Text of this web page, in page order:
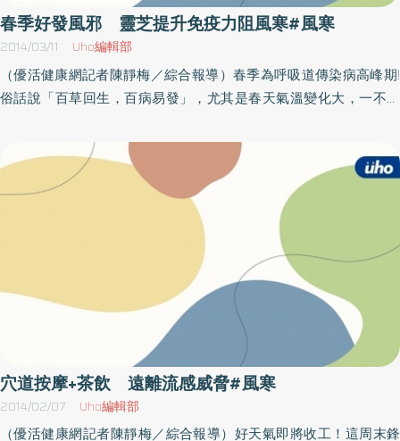
些風寒，自然會影響孩子，讓大人覺得這孩子身體好像很弱，老是
在感冒。風寒無法擋 但環境可以調整天氣有四季變化，本來就有
天氣比較寒冷的時候，現在除了冬天外，還有夏天吹不停的冷氣，
所以很多孩子一年四季都在受風寒。但孩子是可以不受這些「風水
性感冒」的，家長只要在環境上略作調整，就可以緩減這類症狀。
寒氣，冬天時當然睡覺不開窗；夏天呢？就少吹冷氣囉！我誠摯的
建議爸媽要讓孩子睡在「床上」，所謂的床是架高的床，不是地板
上的「墊子」。這些作法都能讓寒氣留在地板，減少孩子被寒氣侵
犯的機會。很多上幼兒園的孩子會在學校午睡，也請家長盡量和學
校溝通，不要讓孩子直接躺在地板上，最好要有網床或墊子，墊上
再加墊被。不過中醫也常說「若要小兒安，常帶三分飢與寒」，意
思就是不要吃太撐、包太緊。很多孩子的肌膚腠理疏鬆、容易受
寒，都是因為平常包得太厚太緊，自然稍一受風就感冒。孩子穿得
暖就行了，不需要過度「包裝」啊！（本文摘自／賴韋圳／中醫爸
爸40個育兒神招，孩子少生病、超好帶：不打針、少吃藥，輕鬆搞
定高燒不退、久咳不好等小兒惱人病／三采出版）
狀。燥熱體質 易破嘴、頭皮屑較多一般而言，燥熱體質者，臉上
較易冒出痘痘，加上火氣較旺，也容易破嘴，頭皮屑較多，心情煩
燥，也容易便祕。虛寒體質者則血液循環較差，容易手腳冰冷，大
便較軟，臉色容易蒼白。張煒東醫師指出，腸胃功能差的人要適量
進補，因為有些中藥較滋膩難消化，而且藥膳中含有大量的肉類和
外，感冒、高血壓、痛風、高血脂、肝硬化等慢性病者都不適宜進
補，否則會出現咽喉痛或口乾舌燥等讓感冒症狀加重的狀況。老人
家或慢性疾病的人 要記得避寒冬天的生活作息要避寒，對於老人
家或慢性疾病與抵抗力差的人，在戶外氣溫低時，盡量待在室內，
室內可以使用電暖器等電器讓室內溫度維持穩定，氣候不穩定時傳
染疾病多，所以少去公共場合，這就是避開外在的影響因素。
春季好發風邪 靈芝提升免疫力阻風寒#風寒
2014/03/11 Uho編輯部
（優活健康網記者陳靜梅／綜合報導）春季為呼吸道傳染病高峰期!
俗話說「百草回生，百病易發」，尤其是春天氣溫變化大，一不留
群，應儘速施打公費疫苗，以免感冒進而引發更多致命併發症。醫
師表示，流感易造成全身肌肉痠痛，且發高燒至39度以上，並持續2
～3天，症狀比一般感冒嚴重；此外，一般感冒則是咳嗽、流鼻水，
發燒多在39度以下、持續1～2天左右，提醒民眾有類似症狀都要立
即就醫。除了施打疫苗預防感染外，醫師建議，還可藉由提升免疫
力來保護自身健康。樟芝、靈芝中的多醣體 能提升免疫力提升免
疫力方法，不外乎營養充足、多運動、良好睡眠、多休息等，醫師
說還可透過中藥等漢方藥材，來補足身體所需，如樟芝、靈芝中富
含的多醣體來提升免疫力，讓風寒不再來；多醣體具有活化細胞、
保肝、消炎及抗過敏等作用，並增加人體的自然免疫力，讓身體強
壯、不受病邪侵擾。
穴道按摩+茶飲 遠離流感威脅#風寒
2014/02/07 Uho編輯部
（優活健康網記者陳靜梅／綜合報導）好天氣即將收工！這周末鋒